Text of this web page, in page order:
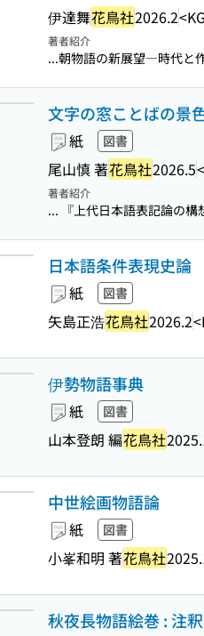
伊達舞花鳥社2026.2
著者紹介
...朝物語の新展望―時代と
文字の窓ことばの景
紙 図書
尾山慎 著花鳥社2026.5
著者紹介
... 『上代日本語表記論の構
日本語条件表現史論
紙 図書
矢島正浩花鳥社2026.2
伊勢物語事典
紙 図書
山本登朗 編花鳥社
中世絵画物語論
紙 図書
小峯和明 著花鳥社
秋夜長物語絵巻 : 注